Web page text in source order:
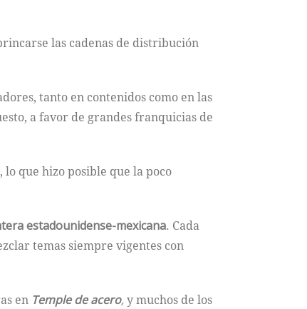
las cadenas de distribución
tanto en contenidos como en las
a favor de grandes franquicias de
que hizo posible que la poco
estadounidense-mexicana. Cada
temas siempre vigentes con
en Temple de acero,y muchos de los